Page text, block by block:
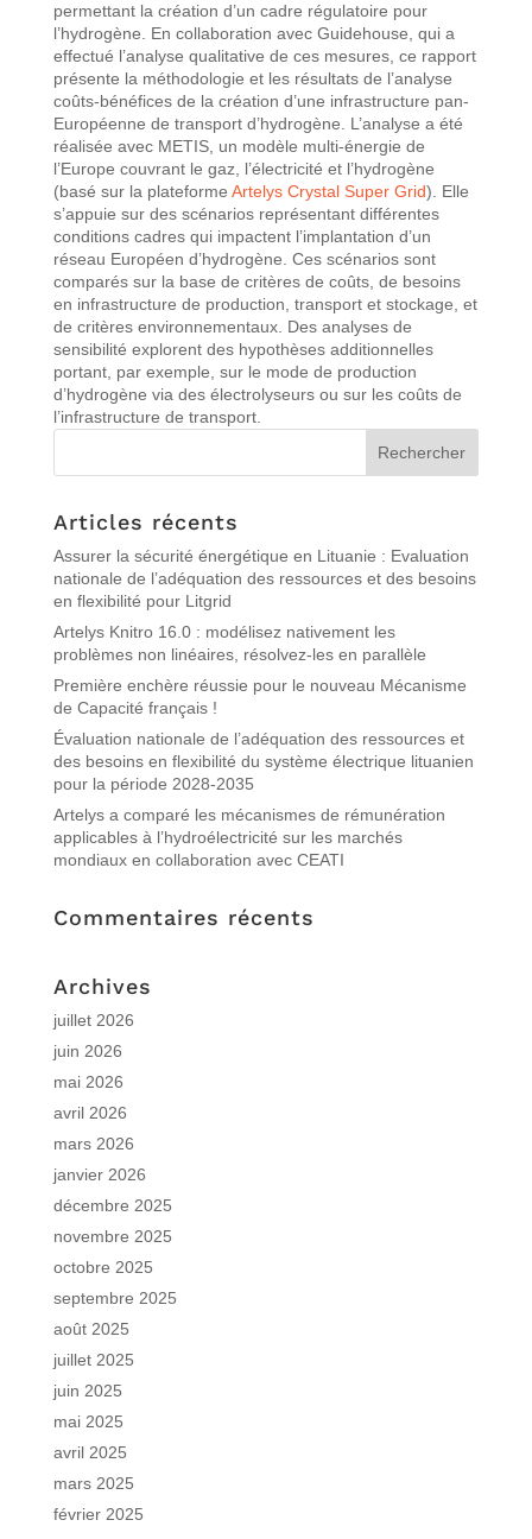
permettant la création d’un cadre régulatoire pour
l’hydrogène. En collaboration avec Guidehouse, qui a
effectué l’analyse qualitative de ces mesures, ce rapport
présente la méthodologie et les résultats de l’analyse
coûts-bénéfices de la création d’une infrastructure pan-
Européenne de transport d’hydrogène. L’analyse a été
réalisée avec METIS, un modèle multi-énergie de
l’Europe couvrant le gaz, l’électricité et l’hydrogène
(basé sur la plateforme Artelys Crystal Super Grid). Elle
s’appuie sur des scénarios représentant différentes
conditions cadres qui impactent l’implantation d’un
réseau Européen d’hydrogène. Ces scénarios sont
comparés sur la base de critères de coûts, de besoins
en infrastructure de production, transport et stockage, et
de critères environnementaux. Des analyses de
sensibilité explorent des hypothèses additionnelles
portant, par exemple, sur le mode de production
d’hydrogène via des électrolyseurs ou sur les coûts de
l’infrastructure de transport.
Articles récents
Assurer la sécurité énergétique en Lituanie : Evaluation
nationale de l’adéquation des ressources et des besoins
en flexibilité pour Litgrid
Artelys Knitro 16.0 : modélisez nativement les
problèmes non linéaires, résolvez-les en parallèle
Première enchère réussie pour le nouveau Mécanisme
de Capacité français !
Évaluation nationale de l’adéquation des ressources et
des besoins en flexibilité du système électrique lituanien
pour la période 2028-2035
Artelys a comparé les mécanismes de rémunération
applicables à l’hydroélectricité sur les marchés
mondiaux en collaboration avec CEATI
Commentaires récents
Archives
juillet 2026
juin 2026
mai 2026
avril 2026
mars 2026
janvier 2026
décembre 2025
novembre 2025
octobre 2025
septembre 2025
août 2025
juillet 2025
juin 2025
mai 2025
avril 2025
mars 2025
février 2025